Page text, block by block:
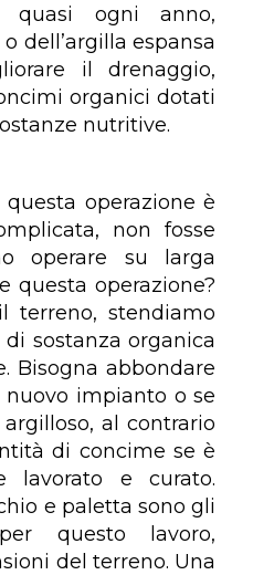
quasi ogni anno,
dell’argilla espansa
il drenaggio,
organici dotati
nutritive.
questa operazione è
non fosse
operare su larga
questa operazione?
terreno, stendiamo
sostanza organica
Bisogna abbondare
impianto o se
al contrario
di concime se è
lavorato e curato.
e paletta sono gli
questo lavoro,
del terreno. Una